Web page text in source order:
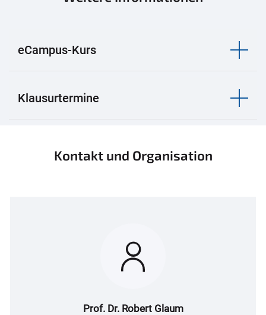
eCampus-Kurs
Klausurtermine
Kontakt und Organisation
Prof. Dr. Robert Glaum